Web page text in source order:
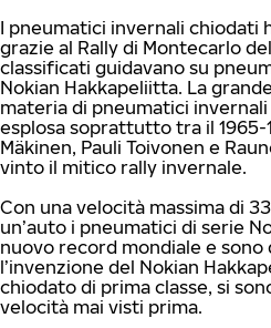
I pneumatici invernali chiodati
grazie al Rally di Montecarlo
classificati guidavano su
Nokian Hakkapeliitta. La
materia di pneumatici
esplosa soprattutto tra il 1965-
Mäkinen, Pauli Toivonen e
vinto il mitico rally invernale.
Con una velocità massima di
un’auto i pneumatici di serie
nuovo record mondiale e sono
l’invenzione del Nokian
chiodato di prima classe, si
velocità mai visti prima.